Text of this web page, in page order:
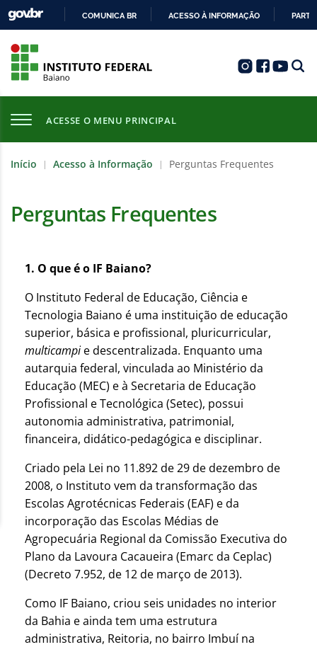
COMUNICA BR ACESSO À INFORMAÇÃO
ACESSE O MENU PRINCIPAL
Início | Acesso à Informação | Perguntas Frequentes
Perguntas Frequentes
1. O que é o IF Baiano?
O Instituto Federal de Educação, Ciência e
Tecnologia Baiano é uma instituição de educação
superior, básica e profissional, pluricurricular,
multicampie descentralizada. Enquanto uma
autarquia federal, vinculada ao Ministério da
Educação (MEC) e à Secretaria de Educação
Profissional e Tecnológica (Setec), possui
autonomia administrativa, patrimonial,
financeira, didático-pedagógica e disciplinar.
Criado pela Lei no 11.892 de 29 de dezembro de
2008, o Instituto vem da transformação das
Escolas Agrotécnicas Federais (EAF) e da
incorporação das Escolas Médias de
Agropecuária Regional da Comissão Executiva do
Plano da Lavoura Cacaueira (Emarc da Ceplac)
(Decreto 7.952, de 12 de março de 2013).
Como IF Baiano, criou seis unidades no interior
da Bahia e ainda tem uma estrutura
administrativa, Reitoria, no bairro Imbuí na